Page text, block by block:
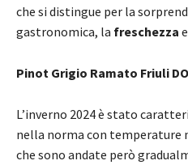
che si distingue per la
gastronomica, la freschezza
Pinot Grigio Ramato Friuli
L’inverno 2024 è stato
nella norma con temperature
che sono andate però